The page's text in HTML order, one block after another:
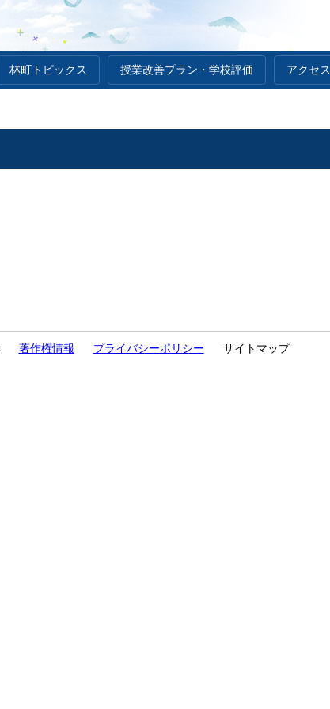
林町トピックス 授業改善プラン・学校評価 アクセス
著作権情報 プライバシーポリシー サイトマップ